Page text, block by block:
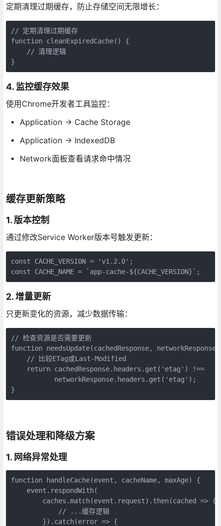
定期清理过期缓存，防止存储空间无限增长：
// 定期清理过期缓存
function cleanExpiredCache() {
    // 清理逻辑
}
4. 监控缓存效果
使用Chrome开发者工具监控：
Application → Cache Storage
Application → IndexedDB
Network面板查看请求命中情况
缓存更新策略
1. 版本控制
通过修改Service Worker版本号触发更新：
const CACHE_VERSION = 'v1.2.0';
const CACHE_NAME = `app-cache-${CACHE_VERSION}`;
2. 增量更新
只更新变化的资源，减少数据传输：
// 检查资源是否需要更新
function needsUpdate(cachedResponse,
    // 比较ETag或Last-Modified
    return cachedResponse.headers.get('etag') !==
           networkResponse.headers.get('etag');
}
错误处理和降级方案
1. 网络异常处理
function handleCache(event, cacheName, maxAge) {
    event.respondWith(
        caches.match(event.request).then(cached => {
            // ...缓存逻辑
        }).catch(error => {